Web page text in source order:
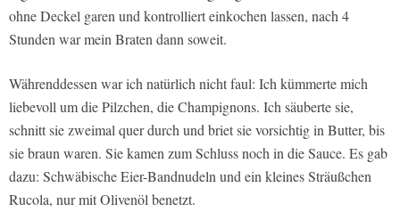
ohne Deckel garen und kontrolliert einkochen lassen, nach 4
Stunden war mein Braten dann soweit.
Währenddessen war ich natürlich nicht faul: Ich kümmerte mich
liebevoll um die Pilzchen, die Champignons. Ich säuberte sie,
schnitt sie zweimal quer durch und briet sie vorsichtig in Butter, bis
sie braun waren. Sie kamen zum Schluss noch in die Sauce. Es gab
dazu: Schwäbische Eier-Bandnudeln und ein kleines Sträußchen
Rucola, nur mit Olivenöl benetzt.